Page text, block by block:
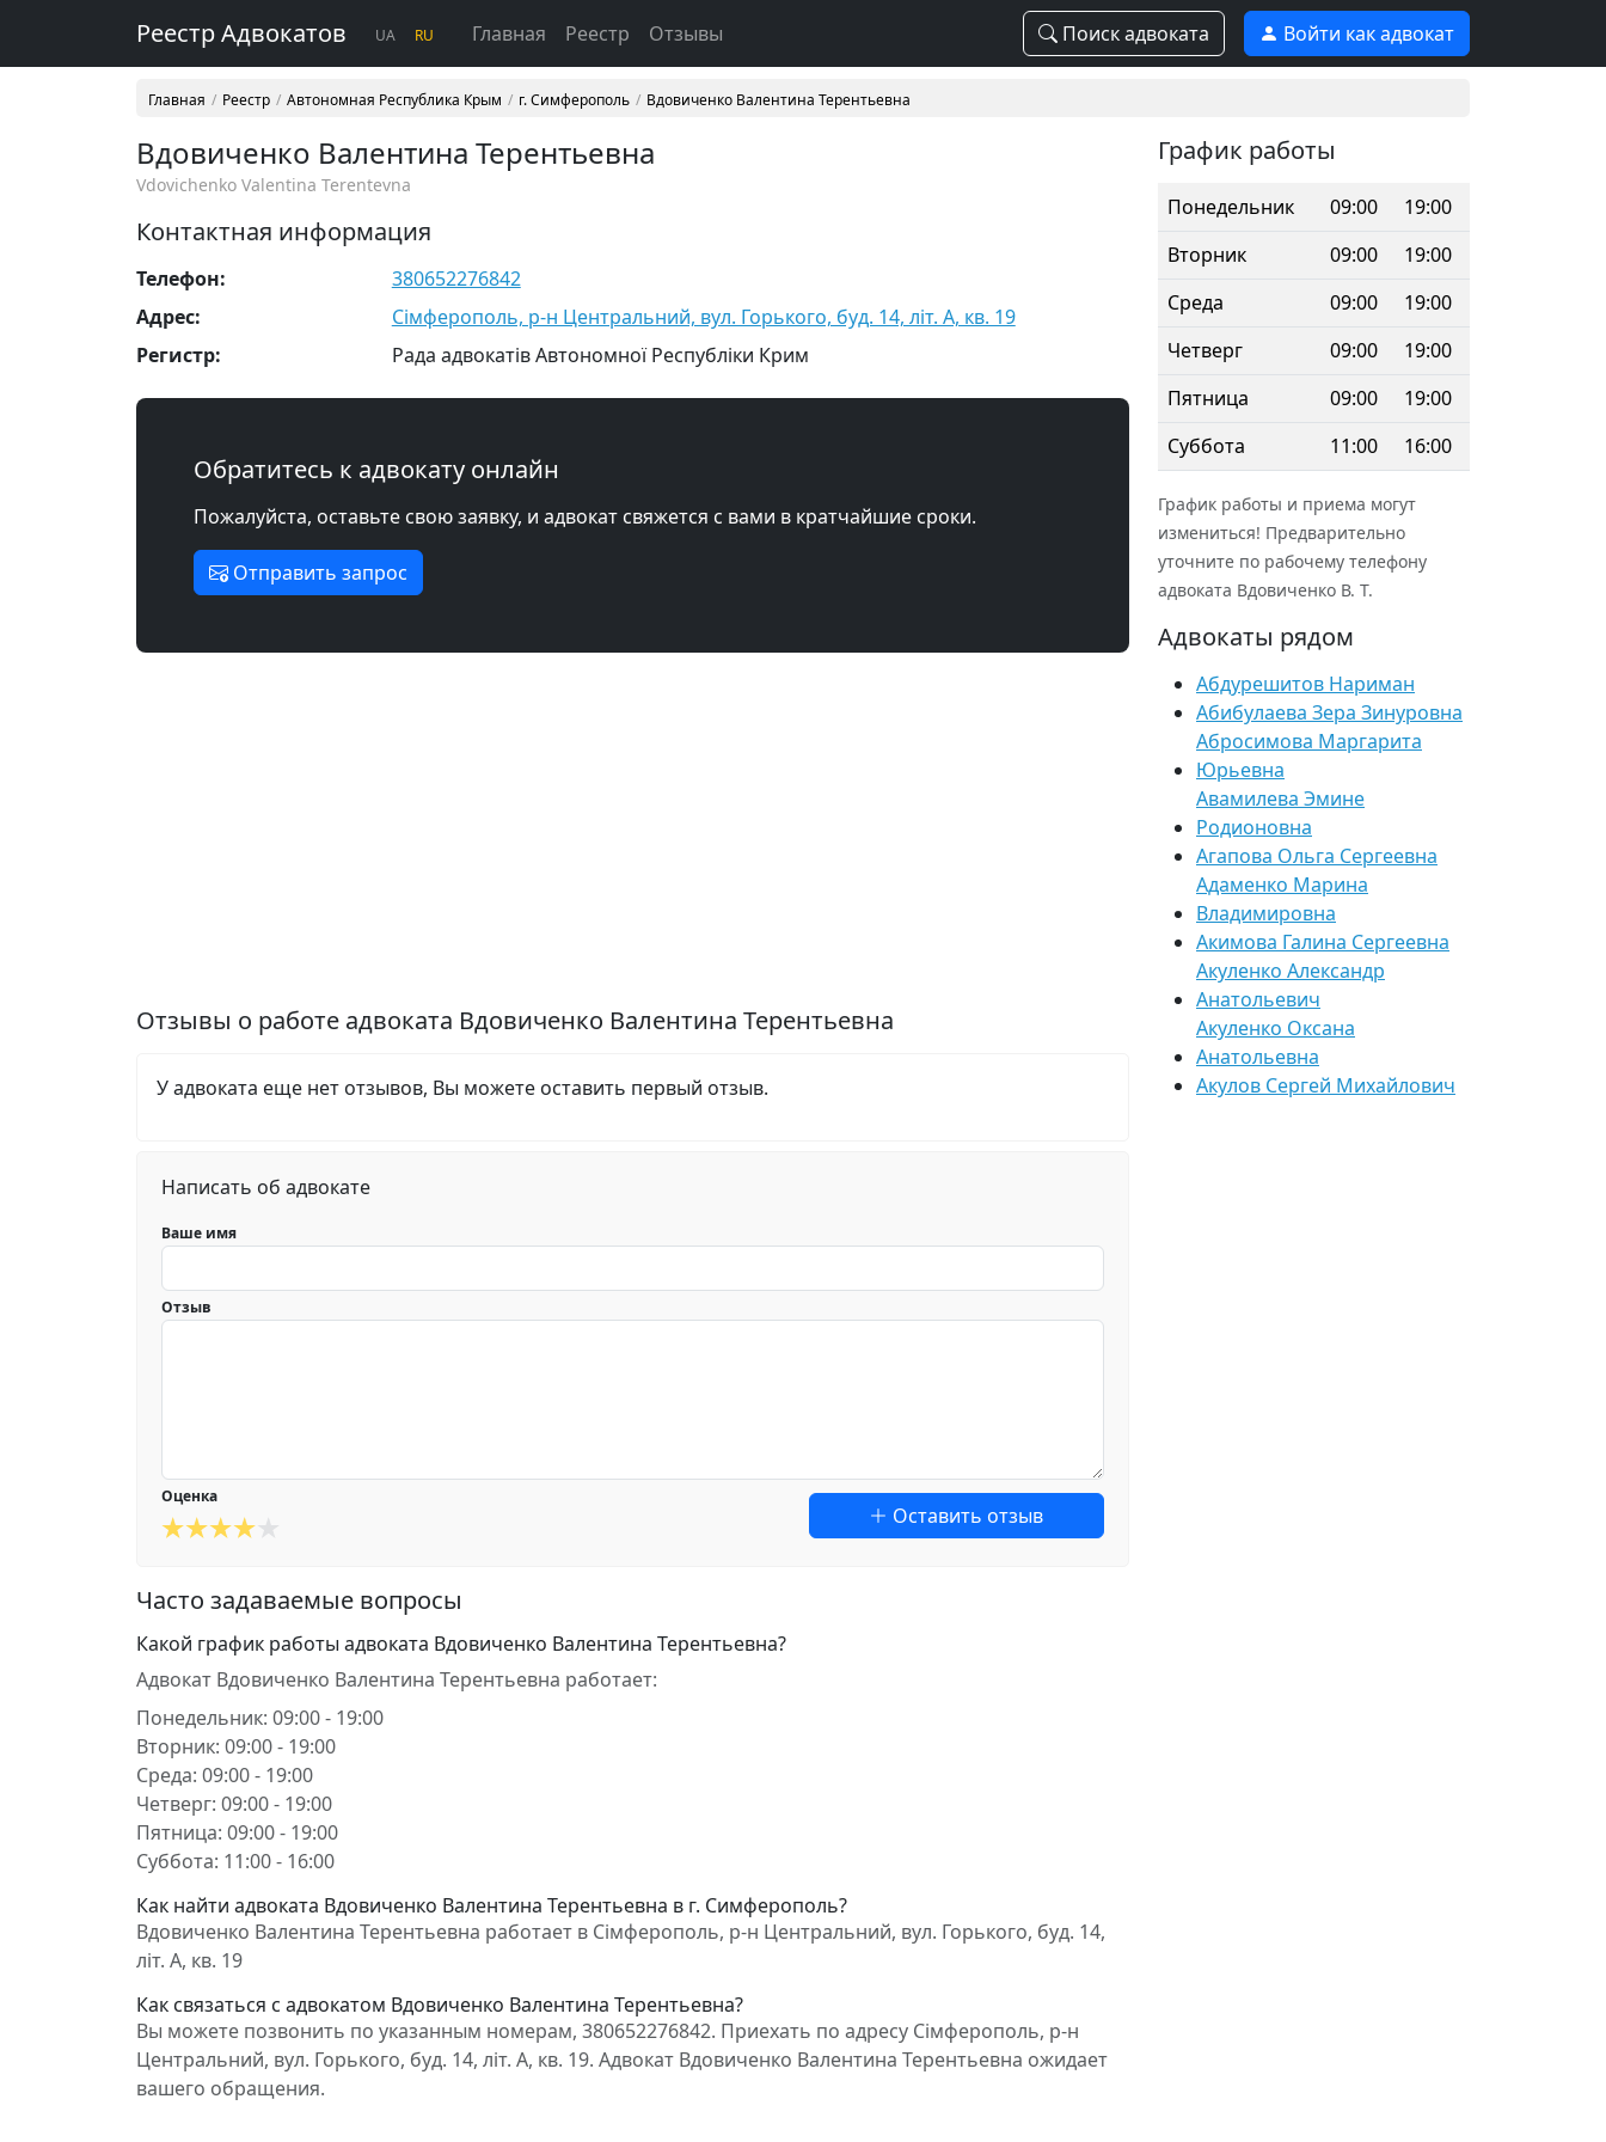
Реестр Адвокатов UA RU Главная Реестр Отзывы Поиск адвоката Войти как адвокат
Главная Реестр Автономная Республика Крым г. Симферополь Вдовиченко Валентина Терентьевна
Вдовиченко Валентина Терентьевна
Vdovichenko Valentina Terentevna
Контактная информация
Телефон:
380652276842
Адрес:
Сімферополь, р-н Центральний, вул. Горького, буд. 14, літ. А, кв. 19
Регистр:
Рада адвокатів Автономної Республіки Крим
Обратитесь к адвокату онлайн
Пожалуйста, оставьте свою заявку, и адвокат свяжется с вами в кратчайшие сроки.
Отправить запрос
Отзывы о работе адвоката Вдовиченко Валентина Терентьевна
У адвоката еще нет отзывов, Вы можете оставить первый отзыв.
Написать об адвокате
Ваше имя
Отзыв
Оценка
Оставить отзыв
Часто задаваемые вопросы
Какой график работы адвоката Вдовиченко Валентина Терентьевна?
Адвокат Вдовиченко Валентина Терентьевна работает:
Понедельник: 09:00 - 19:00
Вторник: 09:00 - 19:00
Среда: 09:00 - 19:00
Четверг: 09:00 - 19:00
Пятница: 09:00 - 19:00
Суббота: 11:00 - 16:00
Как найти адвоката Вдовиченко Валентина Терентьевна в г. Симферополь?
Вдовиченко Валентина Терентьевна работает в Сімферополь, р-н Центральний, вул. Горького, буд. 14,
літ. А, кв. 19
Как связаться с адвокатом Вдовиченко Валентина Терентьевна?
Вы можете позвонить по указанным номерам, 380652276842. Приехать по адресу Сімферополь, р-н
Центральний, вул. Горького, буд. 14, літ. А, кв. 19. Адвокат Вдовиченко Валентина Терентьевна ожидает
вашего обращения.
График работы
Понедельник 09:00
19:00
Вторник
09:00
19:00
Среда
09:00
19:00
Четверг
09:00
19:00
Пятница
09:00
19:00
Суббота
11:00 16:00
График работы и приема могут
измениться! Предварительно
уточните по рабочему телефону
адвоката Вдовиченко В. Т.
Адвокаты рядом
Абдурешитов Нариман
Абибулаева Зера Зинуровна
Абросимова Маргарита
Юрьевна
Авамилева Эмине
Родионовна
Агапова Ольга Сергеевна
Адаменко Марина
Владимировна
Акимова Галина Сергеевна
Акуленко Александр
Анатольевич
Акуленко Оксана
Анатольевна
Акулов Сергей Михайлович